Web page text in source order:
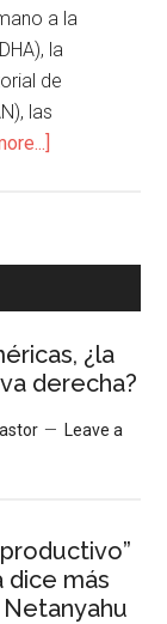
a la
la
de
las
¿la
derecha?
Leave a
dice más